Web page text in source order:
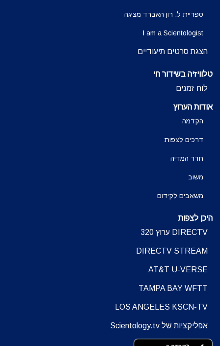
ספריית ל. רון האברד מציגה
I am a Scientologist
הצגת סרטים תיעודיים
טלוויזיה בשידור חי
לוח זמנים
אודות הערוץ
הקדמה
דרכים לצפות
חדר המדיה
משוב
משאבים לקידום
היכן לצפות
DIRECTV ערוץ 320
DIRECTV STREAM
AT&T U-VERSE
TAMPA BAY WFTT
LOS ANGELES KSCN-TV
אפליקציות של Scientology.tv